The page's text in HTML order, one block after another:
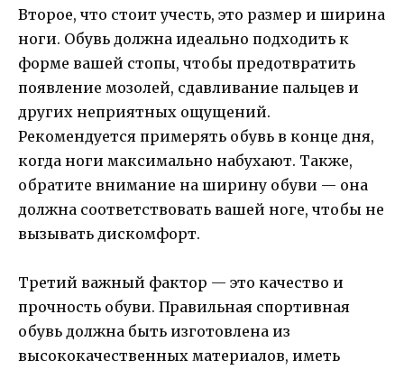
Второе, что стоит учесть, это размер и ширина
ноги. Обувь должна идеально подходить к
форме вашей стопы, чтобы предотвратить
появление мозолей, сдавливание пальцев и
других неприятных ощущений.
Рекомендуется примерять обувь в конце дня,
когда ноги максимально набухают. Также,
обратите внимание на ширину обуви — она
должна соответствовать вашей ноге, чтобы не
вызывать дискомфорт.
Третий важный фактор — это качество и
прочность обуви. Правильная спортивная
обувь должна быть изготовлена из
высококачественных материалов, иметь